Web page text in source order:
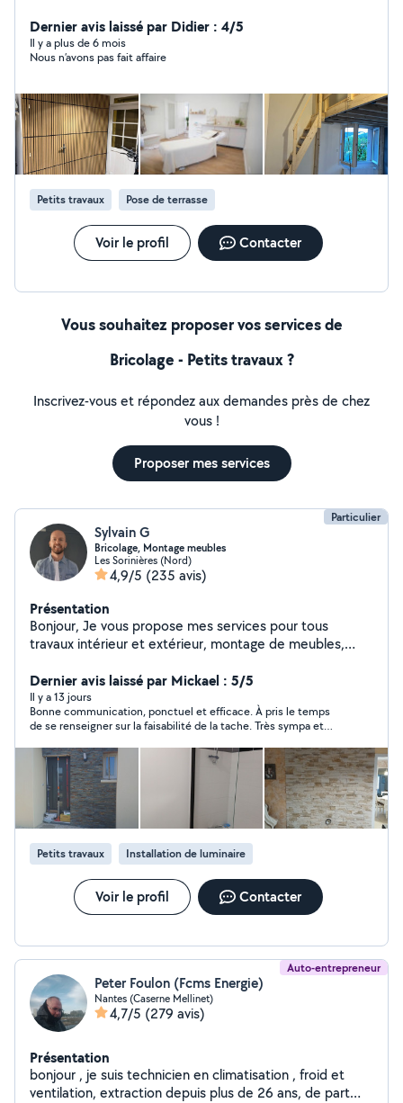
petite maçonnerie, peinture, carrelage, faïence,
aménagement intérieur et extérieur (cuisine, salle de
bain, montage et agencement des meubles, terrasse,
la belle finition, attentionné et appliqué.
Dernier avis laissé par Didier : 4/5
Il y a plus de 6 mois
Nous n’avons pas fait affaire
Petits travaux Pose de terrasse
Voir le profil Contacter
Vous souhaitez proposer vos services de
Bricolage - Petits travaux ?
Inscrivez-vous et répondez aux demandes près de chez
vous !
Proposer mes services
Particulier
Sylvain G
Bricolage, Montage meubles
Les Sorinières (Nord)
4,9/5 (235 avis)
Présentation
Bonjour, Je vous propose mes services pour tous
travaux intérieur et extérieur, montage de meubles,
Pose de parquet, crédence cuisine en faïence, montage
abri de jardin, pergola,nettoyage terrasse etc.
Cordialement Sylvain
Dernier avis laissé par Mickael : 5/5
Il y a 13 jours
Bonne communication, ponctuel et efficace. À pris le temps
de se renseigner sur la faisabilité de la tache. Très sympa et
Petits travaux Installation de luminaire
Voir le profil Contacter
Auto-entrepreneur
Peter Foulon (Fcms Energie)
Nantes (Caserne Mellinet)
4,7/5 (279 avis)
Présentation
bonjour , je suis technicien en climatisation , froid et
ventilation, extraction depuis plus de 26 ans, de part